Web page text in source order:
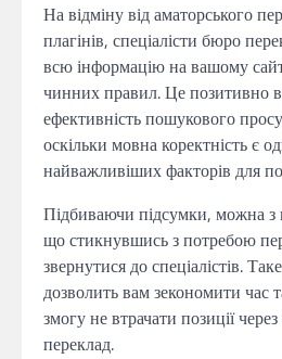
На відміну від аматорського
плагінів, спеціалісти бюро
всю інформацію на вашому
чинних правил. Це позитивно
ефективність пошукового
оскільки мовна коректність є
найважливіших факторів для
Підбиваючи підсумки, можна з
що стикнувшись з потребою
звернутися до спеціалістів.
дозволить вам зекономити час
змогу не втрачати позиції
переклад.